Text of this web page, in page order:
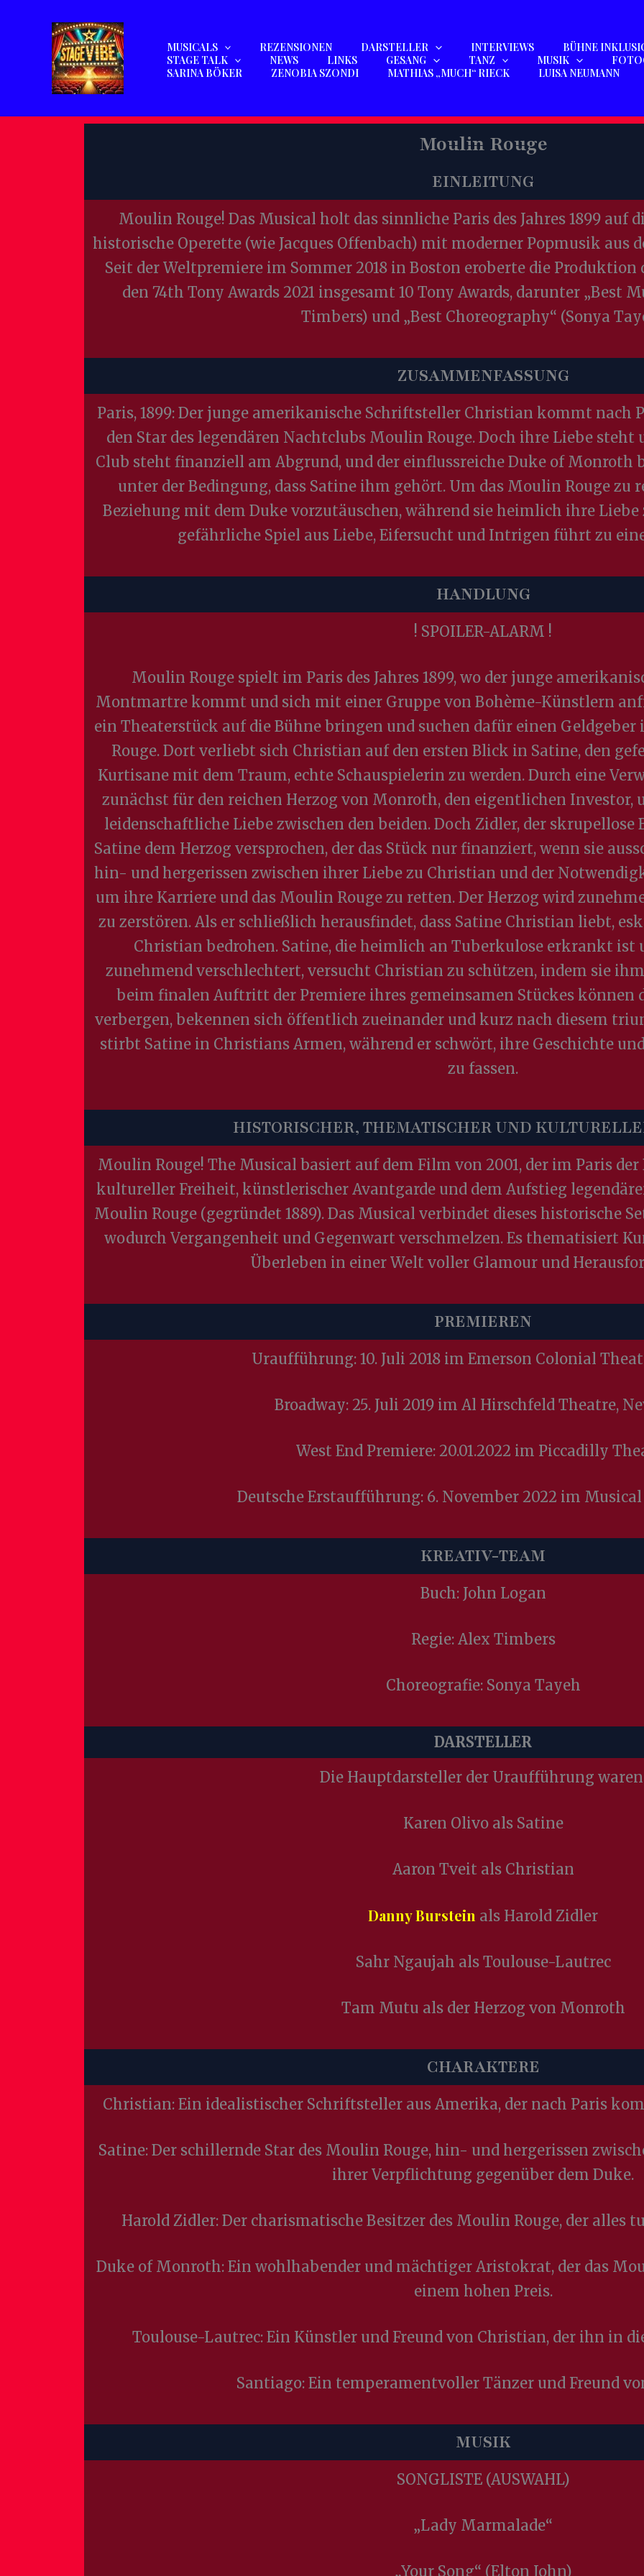
MUSICALS REZENSIONEN DARSTELLER INTERVIEWS
BÜHNE
STAGE TALK
NEWS LINKS GESANG TANZ MUSIK
SARINA BÖKER
ZENOBIA SZONDI MATHIAS „MUCH“ RIECK LUISA NEUMANN
Moulin Rouge
EINLEITUNG
Moulin Rouge! Das Musical holt das sinnliche Paris des Jahres 1899 auf
historische Operette (wie Jacques Offenbach) mit moderner Popmusik aus
Seit der Weltpremiere im Sommer 2018 in Boston eroberte die Produktion
den 74th Tony Awards 2021 insgesamt 10 Tony Awards, darunter „Best
Timbers) und „Best Choreography“ (Sonya
ZUSAMMENFASSUNG
Paris, 1899: Der junge amerikanische Schriftsteller Christian kommt nach
den Star des legendären Nachtclubs Moulin Rouge. Doch ihre Liebe
Club steht finanziell am Abgrund, und der einflussreiche Duke of
unter der Bedingung, dass Satine ihm gehört. Um das Moulin Rouge zu
Beziehung mit dem Duke vorzutäuschen, während sie heimlich ihre
gefährliche Spiel aus Liebe, Eifersucht und Intrigen führt zu
HANDLUNG
! SPOILER-ALARM !
Moulin Rouge spielt im Paris des Jahres 1899, wo der junge
Montmartre kommt und sich mit einer Gruppe von Bohème-Künstlern
ein Theaterstück auf die Bühne bringen und suchen dafür einen
Rouge. Dort verliebt sich Christian auf den ersten Blick in Satine, den
Kurtisane mit dem Traum, echte Schauspielerin zu werden. Durch eine
zunächst für den reichen Herzog von Monroth, den eigentlichen Investor,
leidenschaftliche Liebe zwischen den beiden. Doch Zidler, der skrupellose
Satine dem Herzog versprochen, der das Stück nur finanziert, wenn sie
hin- und hergerissen zwischen ihrer Liebe zu Christian und der
um ihre Karriere und das Moulin Rouge zu retten. Der Herzog wird
zu zerstören. Als er schließlich herausfindet, dass Satine Christian liebt,
Christian bedrohen. Satine, die heimlich an Tuberkulose erkrankt ist
zunehmend verschlechtert, versucht Christian zu schützen, indem sie
beim finalen Auftritt der Premiere ihres gemeinsamen Stückes können
verbergen, bekennen sich öffentlich zueinander und kurz nach diesem
stirbt Satine in Christians Armen, während er schwört, ihre Geschichte
zu fassen.
HISTORISCHER, THEMATISCHER UND
Moulin Rouge! The Musical basiert auf dem Film von 2001, der im Paris
kultureller Freiheit, künstlerischer Avantgarde und dem Aufstieg
Moulin Rouge (gegründet 1889). Das Musical verbindet dieses historische
wodurch Vergangenheit und Gegenwart verschmelzen. Es thematisiert
Überleben in einer Welt voller Glamour und
PREMIEREN
Uraufführung: 10. Juli 2018 im Emerson Colonial
Broadway: 25. Juli 2019 im Al Hirschfeld Theatre,
West End Premiere: 20.01.2022 im Piccadilly
Deutsche Erstaufführung: 6. November 2022 im
KREATIV-TEAM
Buch: John Logan
Regie: Alex Timbers
Choreografie: Sonya Tayeh
DARSTELLER
Die Hauptdarsteller der Uraufführung
Karen Olivo als Satine
Aaron Tveit als Christian
Danny Burstein als Harold Zidler
Sahr Ngaujah als Toulouse-Lautrec
Tam Mutu als der Herzog von Monroth
CHARAKTERE
Christian: Ein idealistischer Schriftsteller aus Amerika, der nach Paris
Satine: Der schillernde Star des Moulin Rouge, hin- und hergerissen
ihrer Verpflichtung gegenüber dem Duke.
Harold Zidler: Der charismatische Besitzer des Moulin Rouge, der alles
Duke of Monroth: Ein wohlhabender und mächtiger Aristokrat, der das
einem hohen Preis.
Toulouse-Lautrec: Ein Künstler und Freund von Christian, der ihn in
Santiago: Ein temperamentvoller Tänzer und Freund
MUSIK
SONGLISTE (AUSWAHL)
„Lady Marmalade“
„Your Song“ (Elton John)